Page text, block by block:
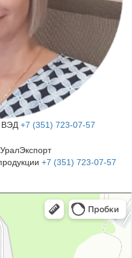
ВЭД +7 (351) 723-07-57
+7 (351) 723-07-57
в Челябинске